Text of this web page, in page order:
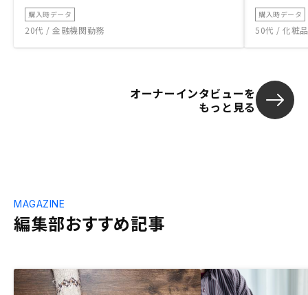
購入時データ
20代 / 金融機関勤務
購入時データ
50代 / 化粧
オーナーインタビューを
もっと見る
編集部おすすめ記事
MAGAZINE